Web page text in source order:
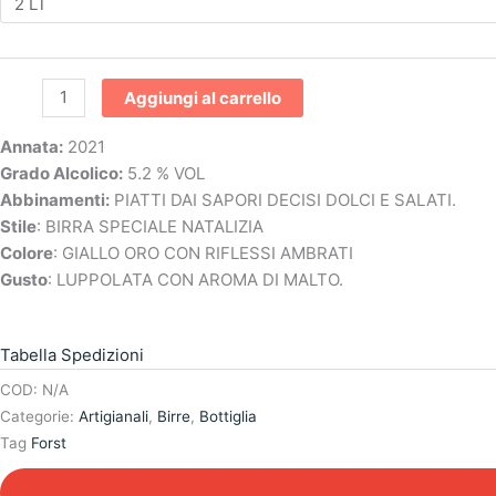
Aggiungi al carrello
Annata: 2021
Grado Alcolico: 5.2 % VOL
Abbinamenti: PIATTI DAI SAPORI DECISI DOLCI E SALATI.
Stile: BIRRA SPECIALE NATALIZIA
Colore: GIALLO ORO CON RIFLESSI AMBRATI
Gusto: LUPPOLATA CON AROMA DI MALTO.
Tabella Spedizioni
COD: N/A
Categorie: Artigianali, Birre, Bottiglia
Tag Forst
nella
pagina
del
prodotto
nella
pagina
del
prodotto
nella
pagina
del
prodotto
nella
pagina
del
prodotto